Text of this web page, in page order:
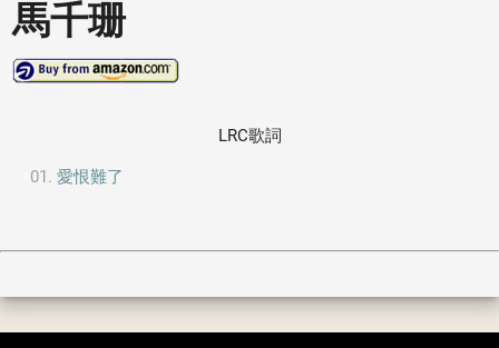
馬千珊
LRC歌詞
愛恨難了